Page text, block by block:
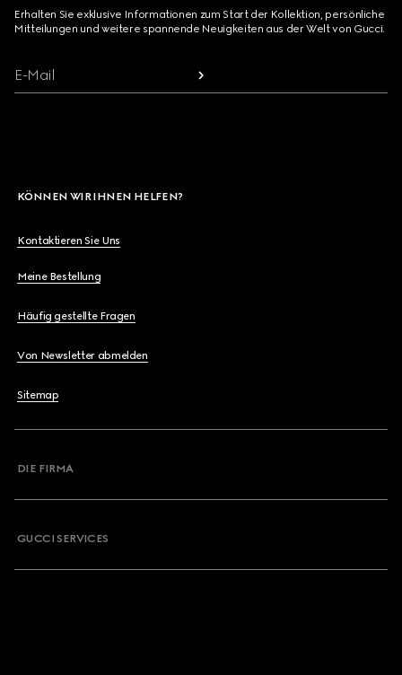
Erhalten Sie exklusive Informationen zum Start der Kollektion, persönliche
Mitteilungen und weitere spannende Neuigkeiten aus der Welt von Gucci.
E-Mail
KÖNNEN WIR IHNEN HELFEN?
Kontaktieren Sie Uns
Meine Bestellung
Häufig gestellte Fragen
Von Newsletter abmelden
Sitemap
DIE FIRMA
GUCCI SERVICES